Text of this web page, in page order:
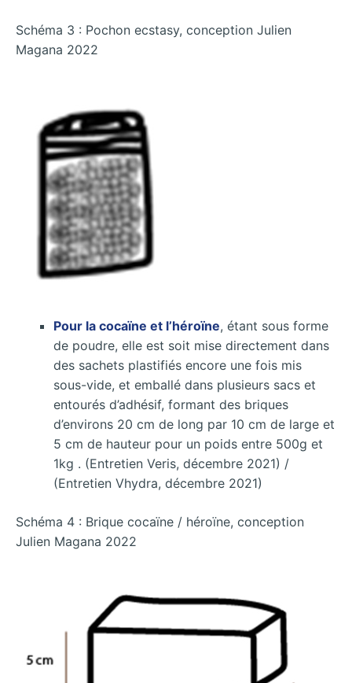
Schéma 3 : Pochon ecstasy, conception Julien
Magana 2022
Pour la cocaïne et l’héroïne, étant sous forme
de poudre, elle est soit mise directement dans
des sachets plastifiés encore une fois mis
sous-vide, et emballé dans plusieurs sacs et
entourés d’adhésif, formant des briques
d’environs 20 cm de long par 10 cm de large et
5 cm de hauteur pour un poids entre 500g et
1kg . (Entretien Veris, décembre 2021) /
(Entretien Vhydra, décembre 2021)
Schéma 4 : Brique cocaïne / héroïne, conception
Julien Magana 2022